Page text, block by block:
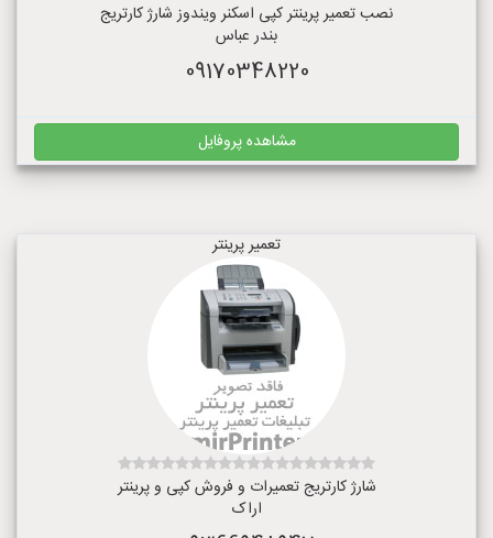
نصب تعمیر پرینتر کپی اسکنر ویندوز شارژ کارتریج
بندر عباس
09170348220
مشاهده پروفایل
تعمیر پرینتر
شارژ کارتریج تعمیرات و فروش کپی و پرینتر
اراک